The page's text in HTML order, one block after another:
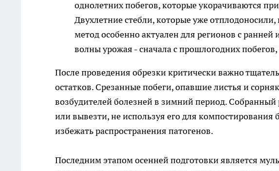
однолетних побегов, которые укорачиваются
Двухлетние стебли, которые уже
метод особенно актуален для регионов с ранней
волны урожая - сначала с прошлогодних побегов,
После проведения обрезки критически важно
остатков. Срезанные побеги, опавшие листья и
возбудителей болезней в зимний период.
или вывезти, не используя его для компостирования
избежать распространения патогенов.
Последним этапом осенней подготовки является